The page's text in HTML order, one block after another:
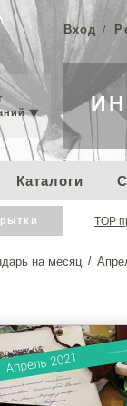
Вход /
Каталоги
TOP
на месяц /